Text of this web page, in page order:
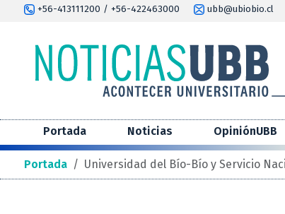
+56-413111200 / +56-422463000 ubb@ubiobio.cl
Portada Noticias OpiniónUBB
Portada / Universidad del Bío-Bío y Servicio